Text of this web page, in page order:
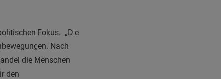
Fokus. „Die
Nach
die Menschen
den